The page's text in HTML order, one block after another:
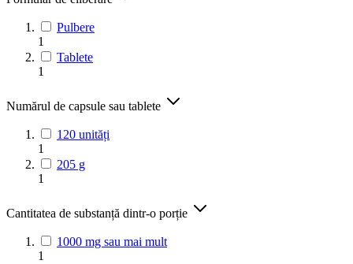
Pulbere
1
Tablete
1
Numărul de capsule sau tablete
120 unități
1
205 g
1
Cantitatea de substanță dintr-o porție
1000 mg sau mai mult
1